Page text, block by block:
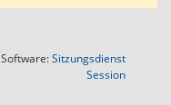
Software:Sitzungsdienst
Session(Wird in